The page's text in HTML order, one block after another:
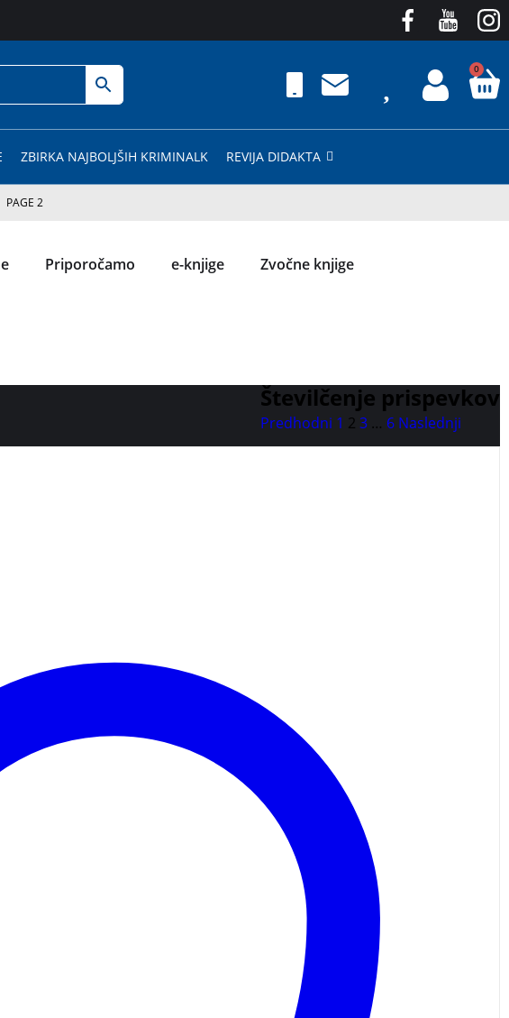
0
ZBIRKA NAJBOLJŠIH KRIMINALK REVIJA DIDAKTA
PAGE 2
Priporočamo e-knjige Zvočne knjige
Številčenje prispevkov
Predhodni 1 2 3 … 6 Naslednji
spoznavali pravilno črkovanje besed, ki jih srečujejo vsak dan.